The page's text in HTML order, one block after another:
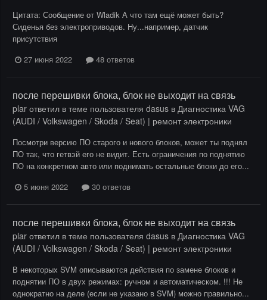
Цитата: Сообщение от Wladik А что там ещё может быть?
Сиденья без электроприводов. Ну...например, датчик
присутствия
27 июня 2022
48 ответов
после перешивки блока, блок не выходит на связь
plar ответил в теме пользователя dasus в Диагностика VAG
(AUDI / Volkswagen / Skoda / Seat) | ремонт электроники
Посмотри версию ПО старого и нового блоков, может ты поднял
ПО так, что гетвэй его не видит. Есть ограничения по поднятию
ПО на конкретном авто или поднимать остальные блоки до его...
5 июня 2022
30 ответов
после перешивки блока, блок не выходит на связь
plar ответил в теме пользователя dasus в Диагностика VAG
(AUDI / Volkswagen / Skoda / Seat) | ремонт электроники
В некоторых SVM описываются действия по замене блоков и
поднятии ПО в двух режимах: ручном и автоматическом. !!! Не
однократно на деле (если не указано в SVM) можно правильно...